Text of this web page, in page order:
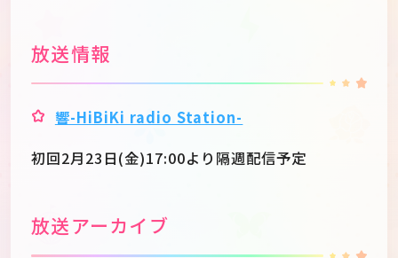
JPEN
放送情報
響-HiBiKi radio Station-
初回2月23日(金)17:00より隔週配信予定
放送アーカイブ